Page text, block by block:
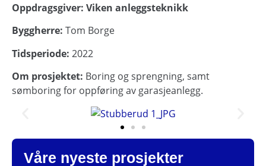
Oppdragsgiver: Viken anleggsteknikk
Byggherre: Tom Borge
Tidsperiode: 2022
Om prosjektet: Boring og sprengning, samt
sømboring for oppføring av garasjeanlegg.
Våre nyeste prosjekter